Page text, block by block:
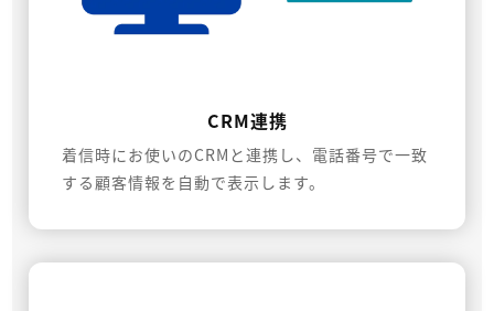
CRM連携
着信時にお使いのCRMと連携し、電話番号で一致
する顧客情報を自動で表示します。